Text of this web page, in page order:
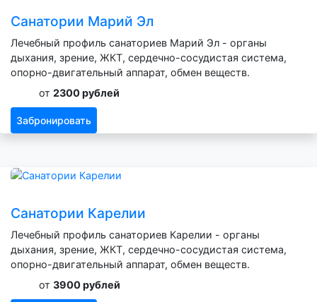
Санатории Марий Эл
Лечебный профиль санаториев Марий Эл - органы
дыхания, зрение, ЖКТ, сердечно-сосудистая система,
опорно-двигательный аппарат, обмен веществ.
от 2300 рублей
Забронировать
Санатории Карелии
Лечебный профиль санаториев Карелии - органы
дыхания, зрение, ЖКТ, сердечно-сосудистая система,
опорно-двигательный аппарат, обмен веществ.
от 3900 рублей